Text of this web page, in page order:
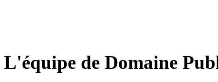
L'équipe de Domaine